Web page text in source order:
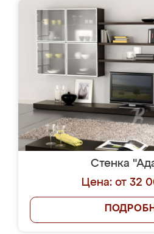
Стенка
Цена: от 32